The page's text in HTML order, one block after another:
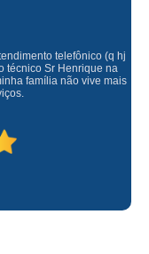
telefônico (q hj
técnico Sr Henrique na
família não vive mais